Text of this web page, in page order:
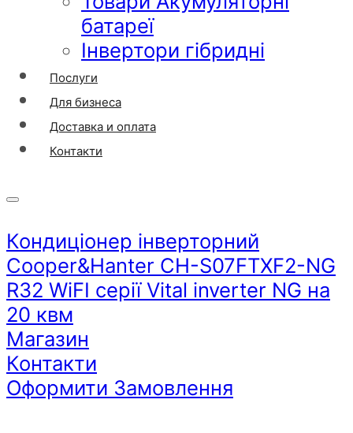
батареї
Інвертори гібридні
Послуги
Для бизнеса
Доставка и оплата
Контакти
Кондиціонер інверторний
Cooper&Hanter CH-S07FTXF2-NG
R32 WiFI серії Vital inverter NG на
20 квм
Магазин
Контакти
Оформити Замовлення